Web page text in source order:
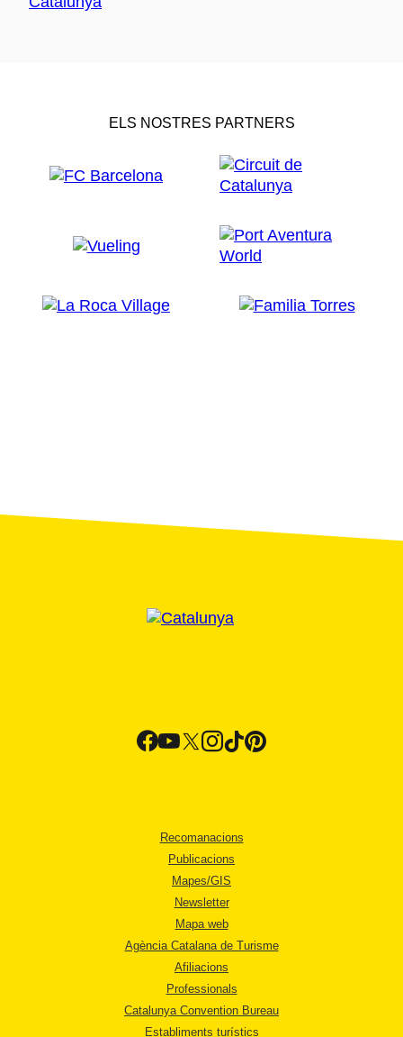
ELS NOSTRES PARTNERS
Recomanacions
Publicacions
Mapes/GIS
Newsletter
Mapa web
Agència Catalana de Turisme
Afiliacions
Professionals
Catalunya Convention Bureau
Establiments turístics